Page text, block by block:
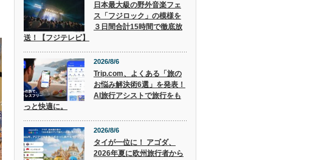
日本最大級の野外音楽フェ
ス「フジロック」の模様を
３日間合計15時間で徹底放
送！【フジテレビ】
2026/8/6
Trip.com、よくある「旅の
お悩み解決術6選」を発表！
AI旅行アシストで旅行をも
っと快適に。
2026/8/6
タイが一位に！ アゴダ、
2026年夏に欧州旅行者から